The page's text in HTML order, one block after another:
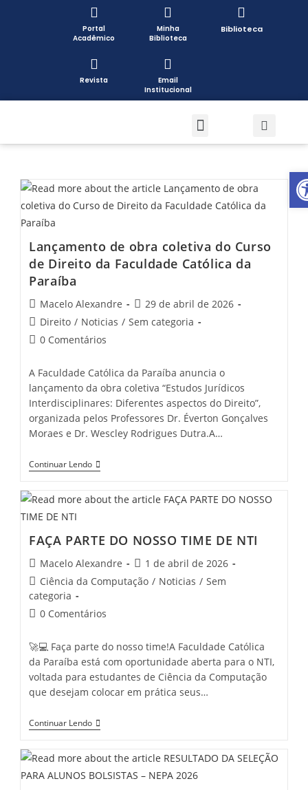
Portal
Acadêmico
Minha
Biblioteca
Biblioteca
Revista
Email
Institucional
Lançamento de obra coletiva do Curso
de Direito da Faculdade Católica da
Paraíba
Macelo Alexandre
29 de abril de 2026
Direito / Noticias / Sem categoria
0 Comentários
A Faculdade Católica da Paraíba anuncia o
lançamento da obra coletiva “Estudos Jurídicos
Interdisciplinares: Diferentes aspectos do Direito”,
organizada pelos Professores Dr. Éverton Gonçalves
Moraes e Dr. Wescley Rodrigues Dutra.A…
Continuar Lendo
FAÇA PARTE DO NOSSO TIME DE NTI
Macelo Alexandre
1 de abril de 2026
Ciência da Computação / Noticias / Sem
categoria
0 Comentários
🚀💻 Faça parte do nosso time!A Faculdade Católica
da Paraíba está com oportunidade aberta para o NTI,
voltada para estudantes de Ciência da Computação
que desejam colocar em prática seus…
Continuar Lendo
Open toolbar